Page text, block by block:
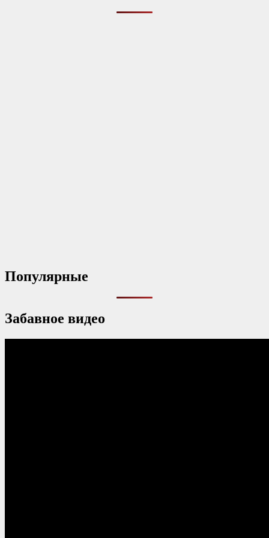
Популярные
Забавное видео